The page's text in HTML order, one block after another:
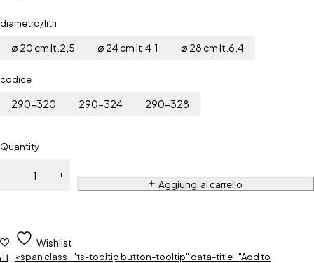
diametro/litri
ø 20 cm lt.2,5 ø 24 cm lt.4.1 ø 28 cm lt.6.4
codice
290-320 290-324 290-328
Quantity
Aggiungi al carrello
Wishlist
<span class="ts-tooltip button-tooltip" data-title="Add to